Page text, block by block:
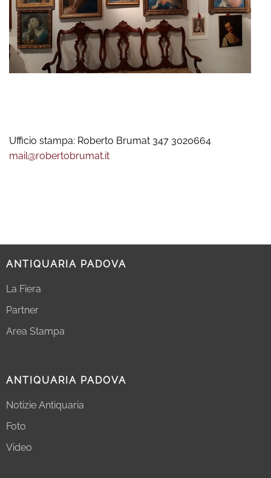
Ufficio stampa: Roberto Brumat 347 3020664
mail@robertobrumat.it
ANTIQUARIA PADOVA
La Fiera
Partner
Area Stampa
ANTIQUARIA PADOVA
Notizie Antiquaria
Foto
Video